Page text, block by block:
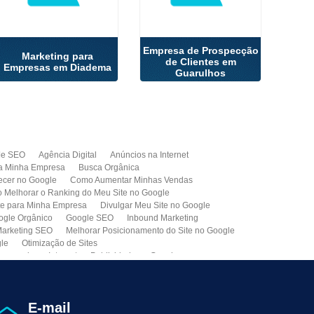
Marketing para
Empresas em Diadema
Empresa de Prospecção
de Clientes em
Guarulhos
SEO Agência Digital
Anúncios na Internet
Minha Empresa
Busca Orgânica
no Google
Como Aumentar Minhas Vendas
Melhorar o Ranking do Meu Site no Google
para Minha Empresa
Divulgar Meu Site no Google
Orgânico Google SEO
Inbound Marketing
SEO
Melhorar Posicionamento do Site no Google
Otimização de Sites
na Internet
Publicidade no Google
de Clientes
E-mail